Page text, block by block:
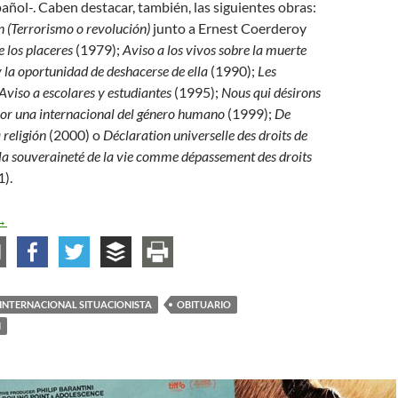
. Caben destacar, también, las siguientes obras:
(Terrorismo o revolución) junto a Ernest Coerderoy
los placeres (1979); Aviso a los vivos sobre la muerte
oportunidad de deshacerse de ella (1990); Les
a escolares y estudiantes (1995); Nous qui désirons
una internacional del género humano (1999); De
religión (2000) o Déclaration universelle des droits de
souveraineté de la vie comme dépassement des droits
muerto Raoul Vaneigem, uno de los miembros más
INTERNACIONAL SITUACIONISTA
OBITUARIO